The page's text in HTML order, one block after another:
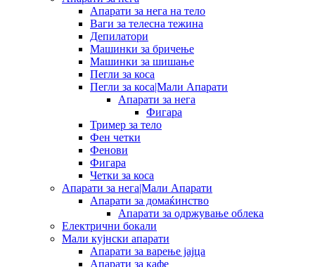
Апарати за нега на тело
Ваги за телесна тежина
Депилатори
Машинки за бричење
Машинки за шишање
Пегли за коса
Пегли за коса|Мали Апарати
Апарати за нега
Фигара
Тример за тело
Фен четки
Фенови
Фигара
Четки за коса
Апарати за нега|Мали Апарати
Апарати за домаќинство
Апарати за одржување облека
Електрични бокали
Мали кујнски апарати
Апарати за варење јајца
Апарати за кафе